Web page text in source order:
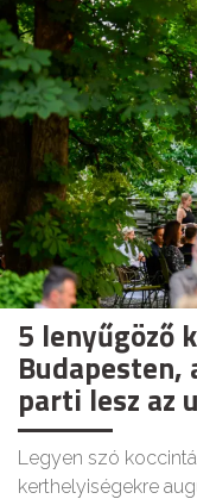
5 lenyűgöző
Budapesten,
parti lesz az
Legyen szó
kerthelyiségekre